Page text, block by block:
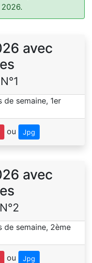
avec
ou Jpg
avec
ou Jpg